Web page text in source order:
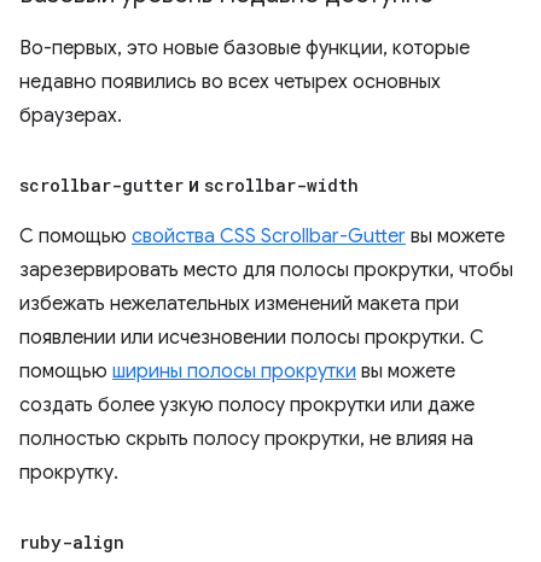
Во-первых, это новые базовые функции, которые
недавно появились во всех четырех основных
браузерах.
scrollbar-gutter и scrollbar-width
С помощью свойства CSS Scrollbar-Gutter вы можете
зарезервировать место для полосы прокрутки, чтобы
избежать нежелательных изменений макета при
появлении или исчезновении полосы прокрутки. С
помощью ширины полосы прокрутки вы можете
создать более узкую полосу прокрутки или даже
полностью скрыть полосу прокрутки, не влияя на
прокрутку.
ruby-align